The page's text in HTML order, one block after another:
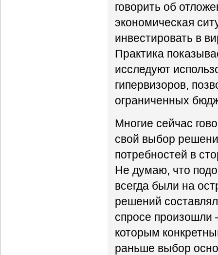
говорить об
экономическая
инвестировать в
Практика
исследуют
гипервизоров,
ограниченных
Многие сейчас
свой выбор
потребностей в
Не думаю, что
всегда были на
решений
спросе произошли
которым
раньше выбор